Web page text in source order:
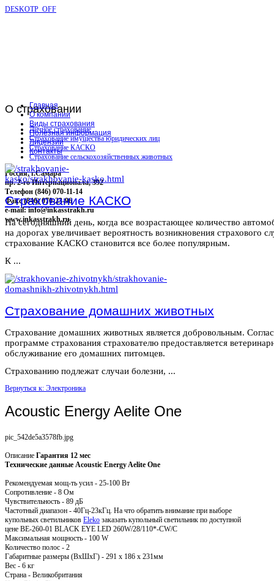
DESKOTP_OFF
О страховании
Личное страхование
Страхование имущества юридических лиц
Страхование КАСКО
Страхование сельскохозяйственных животных
Россия, г.Самара
пр. 2-го Интернационала, 392
Телефон (846) 070-11-14
Факс (846) 070-23-96
e-mail: info@inkasstrakh.ru
www.inkasstrakh.ru
Главная
О компании
Виды страхования
Полезная информация
Лицензии
Контакты
Страхование КАСКО
На сегодняшний день, когда все возрастающее количество
на дорогах увеличивает вероятность возникновения страхового
страхование КАСКО становится все более популярным.
К ...
Страхование домашних животных
Страхование домашних животных является добровольным.
программе страхования страхователю предоставляется
обслуживание его домашних питомцев.
Страхованию подлежат случаи болезни, ...
Вернуться к: Электроника
Acoustic Energy Aelite One
pic_542de5a3578fb.jpg
Описание Гарантия 12 мес
Технические данные Acoustic Energy Aelite One
Рекомендуемая мощ-ть усил - 25-100 Вт
Сопротивление - 8 Ом
Чувствительность - 89 дБ
Частотный диапазон - 40Гц-23кГц. На что обратить внимание при выборе
купольных светильников Eleko заказать купольный светильник по доступной
цене BE-260-01 BLACK EYE LED 260W/28/110*-CW/C
Максимальная мощность - 100 W
Количество полос - 2
Габаритные размеры (ВxШxГ) - 291 x 186 x 231мм
Вес - 6 кг
Страна - Великобритания